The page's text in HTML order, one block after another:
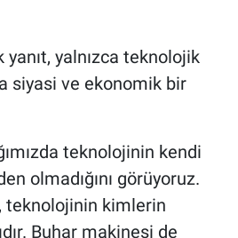
yalnızca teknolojik
siyasi ve ekonomik bir
teknolojinin kendi
olmadığını görüyoruz.
teknolojinin kimlerin
Buhar makinesi de